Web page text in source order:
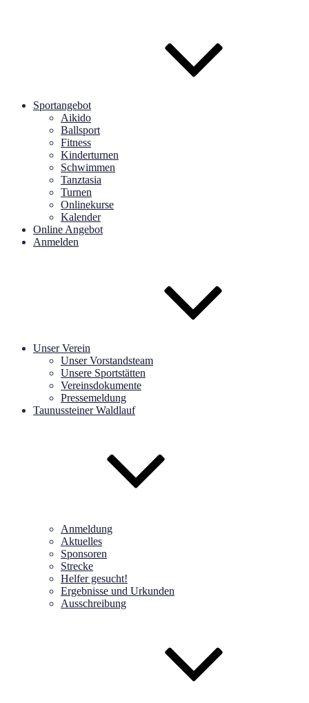
Sportangebot
Aikido
Ballsport
Fitness
Kinderturnen
Schwimmen
Tanztasia
Turnen
Onlinekurse
Kalender
Online Angebot
Anmelden
Unser Verein
Unser Vorstandsteam
Unsere Sportstätten
Vereinsdokumente
Pressemeldung
Taunussteiner Waldlauf
Anmeldung
Aktuelles
Sponsoren
Strecke
Helfer gesucht!
Ergebnisse und Urkunden
Ausschreibung